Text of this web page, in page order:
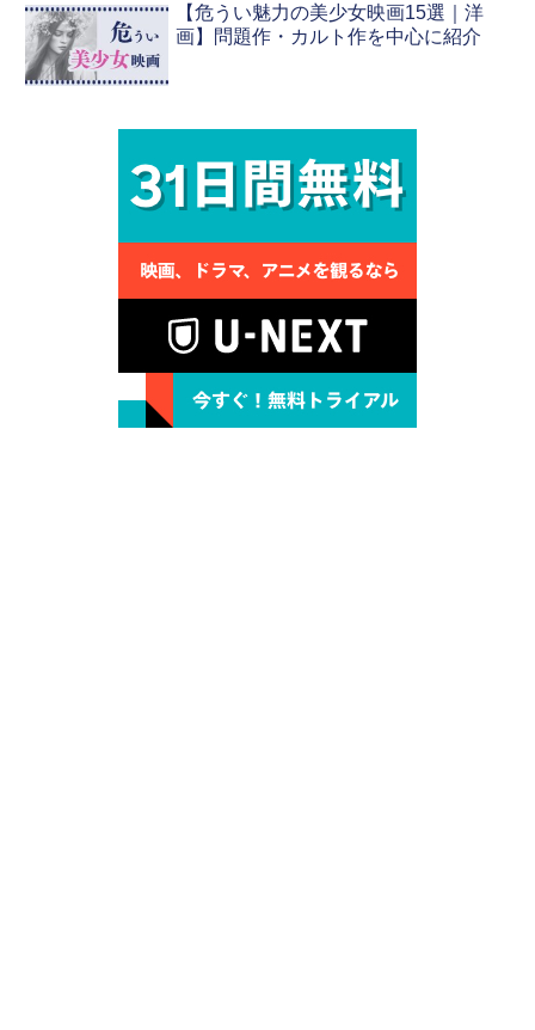
【危うい魅力の美少女映画15選｜洋
画】問題作・カルト作を中心に紹介